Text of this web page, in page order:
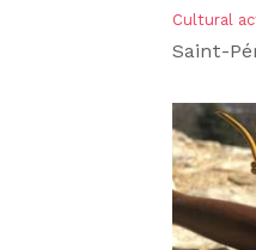
Cultural
Saint-